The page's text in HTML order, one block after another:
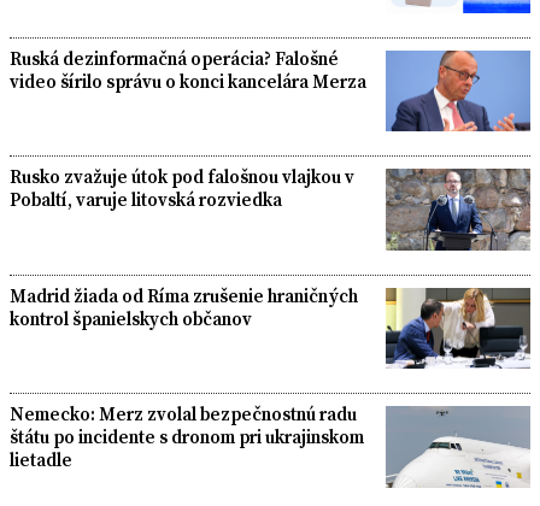
Ruská dezinformačná operácia? Falošné
video šírilo správu o konci kancelára Merza
Rusko zvažuje útok pod falošnou vlajkou v
Pobaltí, varuje litovská rozviedka
Madrid žiada od Ríma zrušenie hraničných
kontrol španielskych občanov
Nemecko: Merz zvolal bezpečnostnú radu
štátu po incidente s dronom pri ukrajinskom
lietadle